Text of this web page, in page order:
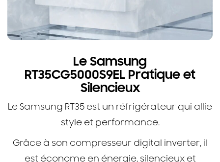
Le Samsung
RT35CG5000S9EL Pratique et
Silencieux
Le Samsung RT35 est un réfrigérateur qui allie
style et performance.
Grâce à son compresseur digital inverter, il
est économe en énergie, silencieux et